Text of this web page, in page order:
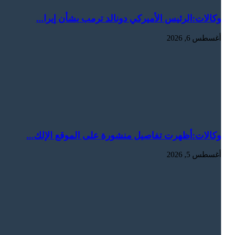
وكالات:‏الرئيس الأميركي دونالد ترمب بشأن إيرا...
أغسطس 6, 2026
وكالات:‏أظهرت ⁠تفاصيل منشورة على الموقع الإلك...
أغسطس 5, 2026